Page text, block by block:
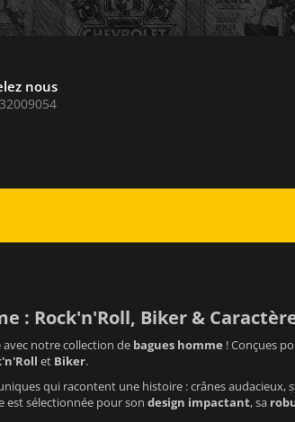
nous
: Rock'n'Roll, Biker &
notre collection de bagues homme ! Conçues
et Biker.
qui racontent une histoire : crânes
est sélectionnée pour son design impactant, sa